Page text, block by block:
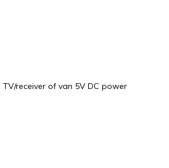
receiver of van 5V DC power